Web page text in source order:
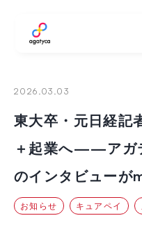
2026.03.03
東大卒・元日経記
＋起業へ——アガ
のインタビューが
お知らせ キュアペイ